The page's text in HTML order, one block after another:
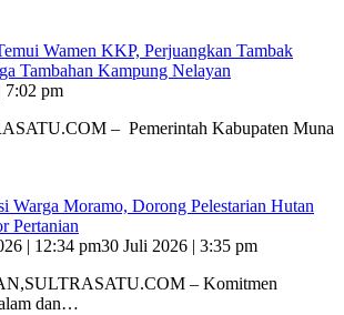
Wamen KKP, Perjuangkan Tambak
Tambahan Kampung Nelayan
7:02 pm
– Pemerintah Kabupaten Muna
Warga Moramo, Dorong Pelestarian Hutan
Pertanian
| 12:34 pm30 Juli 2026 | 3:35 pm
– Komitmen
dan…